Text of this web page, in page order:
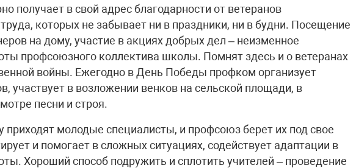
получает в свой адрес благодарности от ветеранов
которых не забывает ни в праздники, ни в будни. Посещение
на дому, участие в акциях добрых дел – неизменное
профсоюзного коллектива школы. Помнят здесь и о ветеранах
войны. Ежегодно в День Победы профком организует
участвует в возложении венков на сельской площади, в
песни и строя.
приходят молодые специалисты, и профсоюз берет их под свое
и помогает в сложных ситуациях, содействует адаптации в
Хороший способ подружить и сплотить учителей – проведение